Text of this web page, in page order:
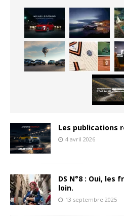
Les publications
4 avril 2026
DS N°8 : Oui,
loin.
13 septembre 2025